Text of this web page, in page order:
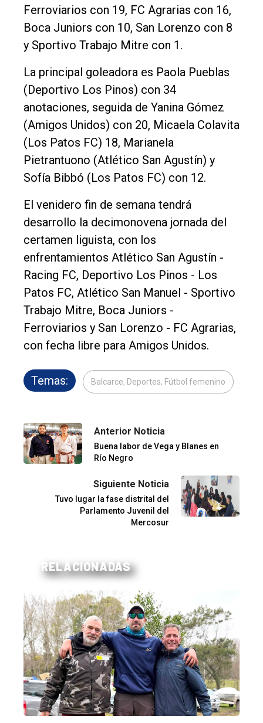
Ferroviarios con 19, FC Agrarias con 16,
Boca Juniors con 10, San Lorenzo con 8
y Sportivo Trabajo Mitre con 1.
La principal goleadora es Paola Pueblas
(Deportivo Los Pinos) con 34
anotaciones, seguida de Yanina Gómez
(Amigos Unidos) con 20, Micaela Colavita
(Los Patos FC) 18, Marianela
Pietrantuono (Atlético San Agustín) y
Sofía Bibbó (Los Patos FC) con 12.
El venidero fin de semana tendrá
desarrollo la decimonovena jornada del
certamen liguista, con los
enfrentamientos Atlético San Agustín -
Racing FC, Deportivo Los Pinos - Los
Patos FC, Atlético San Manuel - Sportivo
Trabajo Mitre, Boca Juniors -
Ferroviarios y San Lorenzo - FC Agrarias,
con fecha libre para Amigos Unidos.
Temas: Balcarce, Deportes, Fútbol femenino
Anterior Noticia
Buena labor de Vega y Blanes en
Río Negro
Siguiente Noticia
Tuvo lugar la fase distrital del
Parlamento Juvenil del
Mercosur
RELACIONADAS